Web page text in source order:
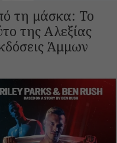
τη μάσκα: Το
της Αλεξίας
Άμμων